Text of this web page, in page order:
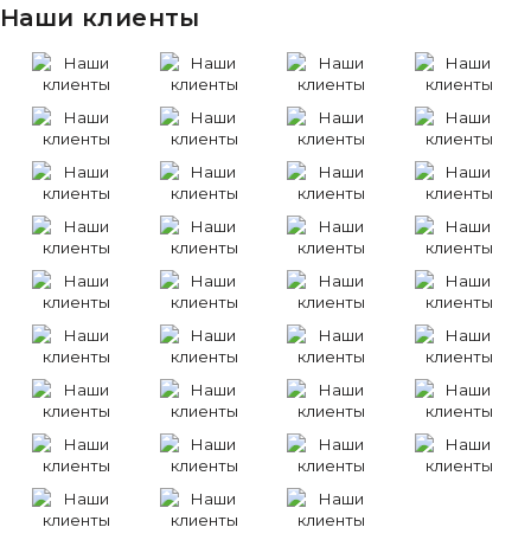
Наши клиенты